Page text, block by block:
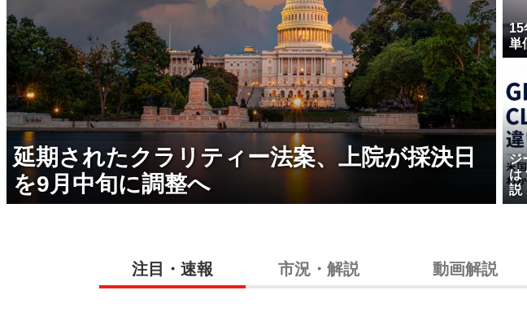
延期されたクラリティー法案、上院が採決日
を9月中旬に調整へ
15
単
ジ
は
説
注目・速報 市況・解説 動画解説